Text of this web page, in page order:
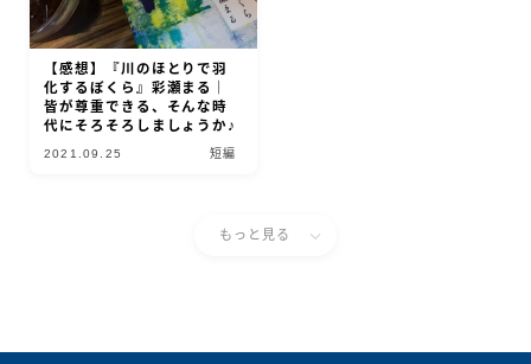
Follow Me
【感想】『川のほとりで羽
化するぼくら』彩瀬まる｜
皆が尊重できる、そんな時
代にそろそろしましょうか♪
2021.09.25 短編
もっと見る